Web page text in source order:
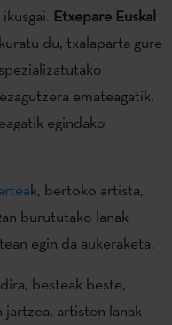
Etxepare Euskal
du, txalaparta gure
emateagatik,
egindako
k, bertoko artista,
burututako lanak
egin da aukeraketa.
besteak beste,
jartzea, artisten lanak